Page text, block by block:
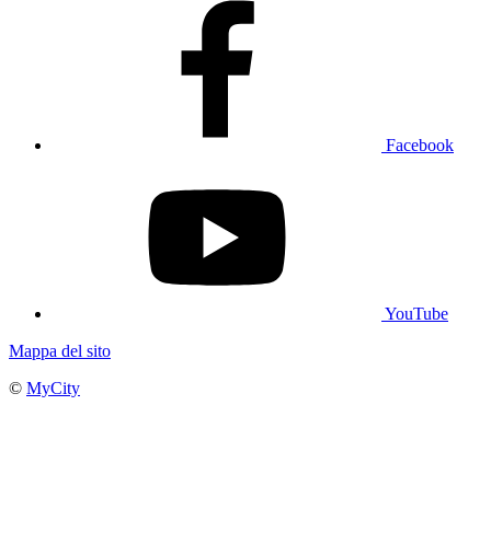
Facebook
YouTube
Mappa del sito
© MyCity